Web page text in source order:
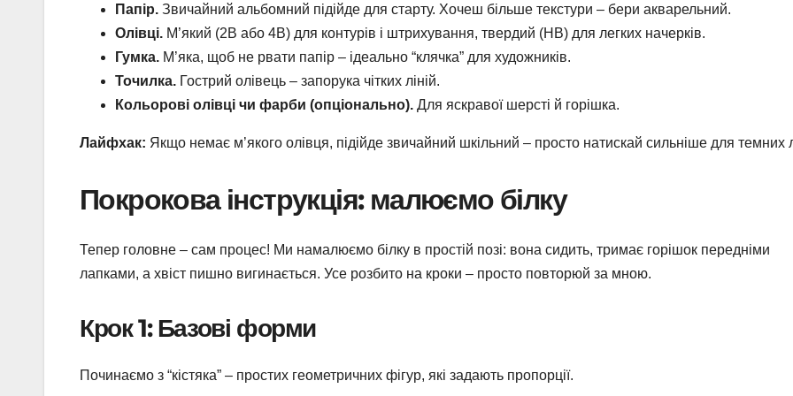
Папір. Звичайний альбомний підійде для старту. Хочеш більше текстури – бери акварельний.
Олівці. М’який (2B або 4B) для контурів і штрихування, твердий (HB) для легких начерків.
Гумка. М’яка, щоб не рвати папір – ідеально “клячка” для художників.
Точилка. Гострий олівець – запорука чітких ліній.
Кольорові олівці чи фарби (опціонально). Для яскравої шерсті й горішка.
Лайфхак: Якщо немає м’якого олівця, підійде звичайний шкільний – просто натискай сильніше для темних
Покрокова інструкція: малюємо білку
Тепер головне – сам процес! Ми намалюємо білку в простій позі: вона сидить, тримає горішок передніми
лапками, а хвіст пишно вигинається. Усе розбито на кроки – просто повторюй за мною.
Крок 1: Базові форми
Починаємо з “кістяка” – простих геометричних фігур, які задають пропорції.